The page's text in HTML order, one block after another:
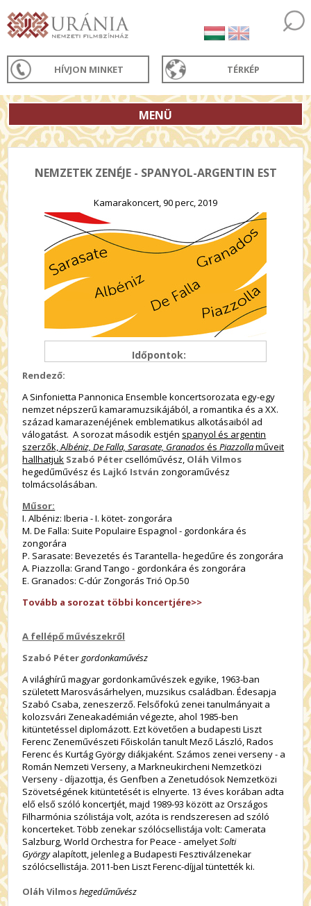
HÍVJON MINKET TÉRKÉP
MENÜ
NEMZETEK ZENÉJE - SPANYOL-ARGENTIN EST
Kamarakoncert, 90 perc, 2019
Időpontok:
Rendező:
A Sinfonietta Pannonica Ensemble koncertsorozata egy-egy
nemzet népszerű kamaramuzsikájából, a romantika és a XX.
század kamarazenéjének emblematikus alkotásaiból ad
válogatást. A sorozat második estjén spanyol és argentin
szerzők, Albéniz, De Falla, Sarasate, GranadosésPiazzollaműveit
hallhatjuk Szabó Pétercsellóművész, Oláh Vilmos
hegedűművész és Lajkó István zongoraművész
tolmácsolásában.
Műsor:
I. Albéniz: Iberia - I. kötet- zongorára
M. De Falla: Suite Populaire Espagnol - gordonkára és
zongorára
P. Sarasate: Bevezetés és Tarantella- hegedűre és zongorára
A. Piazzolla: Grand Tango - gordonkára és zongorára
E. Granados: C-dúr Zongorás Trió Op.50
Tovább a sorozat többi koncertjére>>
A fellépő művészekről
Szabó Pétergordonkaművész
A világhírű magyar gordonkaművészek egyike, 1963-ban
született Marosvásárhelyen, muzsikus családban. Édesapja
Szabó Csaba, zeneszerző. Felsőfokú zenei tanulmányait a
kolozsvári Zeneakadémián végezte, ahol 1985-ben
kitüntetéssel diplomázott. Ezt követően a budapesti Liszt
Ferenc Zeneművészeti Főiskolán tanult Mező László, Rados
Ferenc és Kurtág György diákjaként. Számos zenei verseny - a
Román Nemzeti Verseny, a Markneukircheni Nemzetközi
Verseny - díjazottja, és Genfben a Zenetudósok Nemzetközi
Szövetségének kitüntetését is elnyerte. 13 éves korában adta
elő első szóló koncertjét, majd 1989-93 között az Országos
Filharmónia szólistája volt, azóta is rendszeresen ad szóló
koncerteket. Több zenekar szólócsellistája volt: Camerata
Salzburg, World Orchestra for Peace - amelyetSolti
Györgyalapított, jelenleg a Budapesti Fesztiválzenekar
szólócsellistája. 2011-ben Liszt Ferenc-díjjal tüntették ki.
Oláh Vilmoshegedűművész